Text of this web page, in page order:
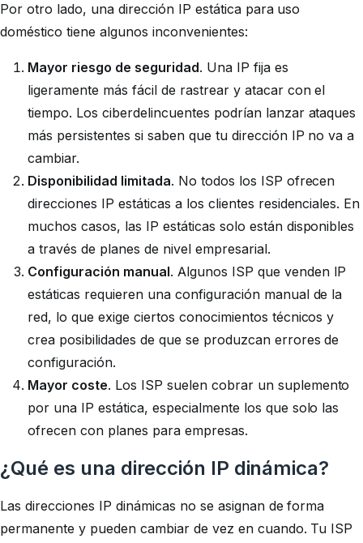
Por otro lado, una dirección IP estática para uso
doméstico tiene algunos inconvenientes:
Mayor riesgo de seguridad. Una IP fija es
ligeramente más fácil de rastrear y atacar con el
tiempo. Los ciberdelincuentes podrían lanzar ataques
más persistentes si saben que tu dirección IP no va a
cambiar.
Disponibilidad limitada. No todos los ISP ofrecen
direcciones IP estáticas a los clientes residenciales. En
muchos casos, las IP estáticas solo están disponibles
a través de planes de nivel empresarial.
Configuración manual. Algunos ISP que venden IP
estáticas requieren una configuración manual de la
red, lo que exige ciertos conocimientos técnicos y
crea posibilidades de que se produzcan errores de
configuración.
Mayor coste. Los ISP suelen cobrar un suplemento
por una IP estática, especialmente los que solo las
ofrecen con planes para empresas.
¿Qué es una dirección IP dinámica?
Las direcciones IP dinámicas no se asignan de forma
permanente y pueden cambiar de vez en cuando. Tu ISP